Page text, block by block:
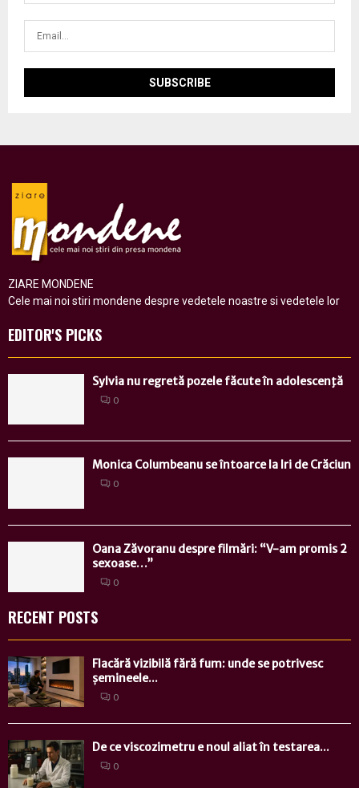
ZIARE MONDENE
Cele mai noi stiri mondene despre vedetele noastre si vedetele lor
EDITOR'S PICKS
Sylvia nu regretă pozele făcute în adolescenţă
0
Monica Columbeanu se întoarce la Iri de Crăciun
0
Oana Zăvoranu despre filmări: “V-am promis 2
sexoase…”
0
RECENT POSTS
Flacără vizibilă fără fum: unde se potrivesc
șemineele...
0
De ce viscozimetru e noul aliat în testarea...
0